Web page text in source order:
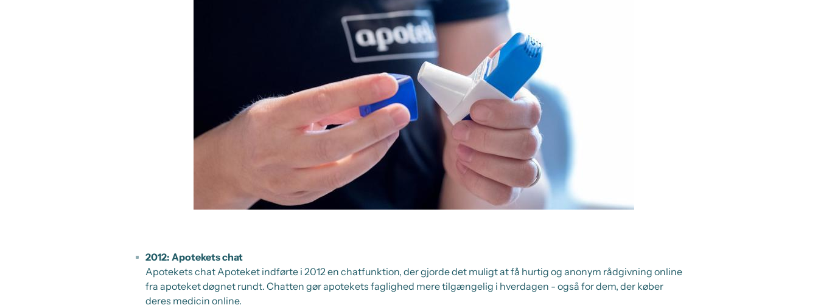
2012: Apotekets chat
Apotekets chat Apoteket indførte i 2012 en chatfunktion, der gjorde det muligt at få hurtig og anonym rådgivning online
fra apoteket døgnet rundt. Chatten gør apotekets faglighed mere tilgængelig i hverdagen - også for dem, der køber
deres medicin online.